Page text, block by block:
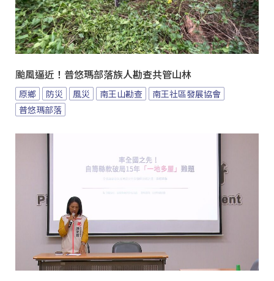
颱風逼近！普悠瑪部落族人勘查共管山林
原鄉 防災 風災 南王山勘查
南王社區發展協會
普悠瑪部落